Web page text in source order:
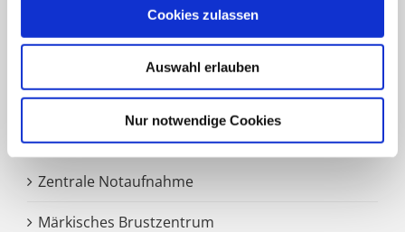
Cookies zulassen
Auswahl erlauben
Nur notwendige Cookies
Pflegedienst
SCHWERPUNKTE
Zentrale Notaufnahme
Märkisches Brustzentrum